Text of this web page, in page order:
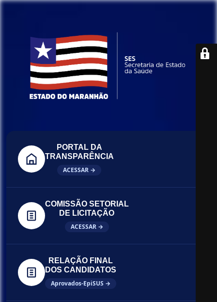
PORTAL DA
TRANSPARÊNCIA
ACESSAR →
COMISSÃO SETORIAL
DE LICITAÇÃO
ACESSAR →
RELAÇÃO FINAL
DOS CANDIDATOS
Aprovados-EpiSUS →